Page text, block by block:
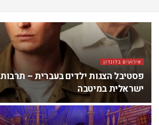
אירועים בלונדון
פסטיבל הצגות ילדים בעברית – תרבות
ישראלית במיטבה